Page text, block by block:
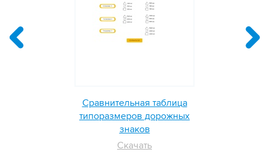
Сравнительная таблица
типоразмеров дорожных
знаков
Скачать